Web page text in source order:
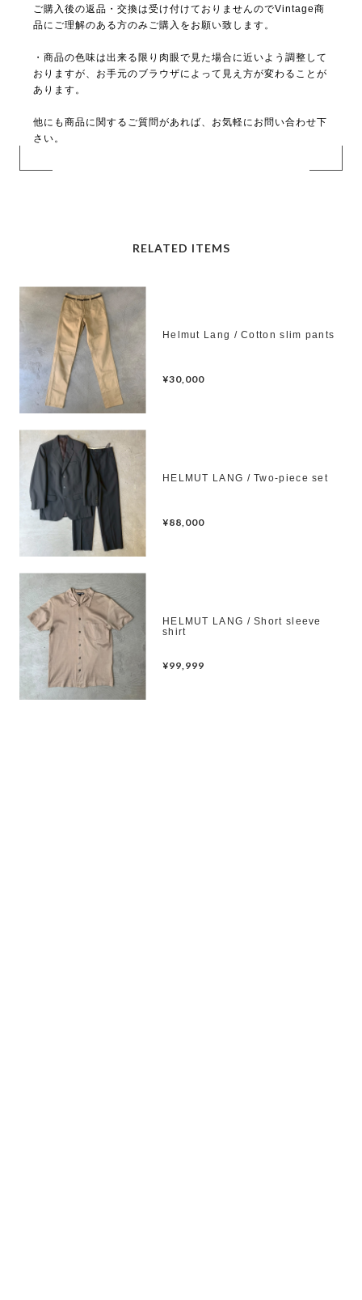
ご購入後の返品・交換は受け付けておりませんのでVintage商
品にご理解のある方のみご購入をお願い致します。
・商品の色味は出来る限り肉眼で見た場合に近いよう調整して
おりますが、お手元のブラウザによって見え方が変わることが
あります。
他にも商品に関するご質問があれば、お気軽にお問い合わせ下
さい。
RELATED ITEMS
Helmut Lang / Cotton slim pants
¥30,000
HELMUT LANG / Two-piece set
¥88,000
HELMUT LANG / Short sleeve
shirt
¥99,999